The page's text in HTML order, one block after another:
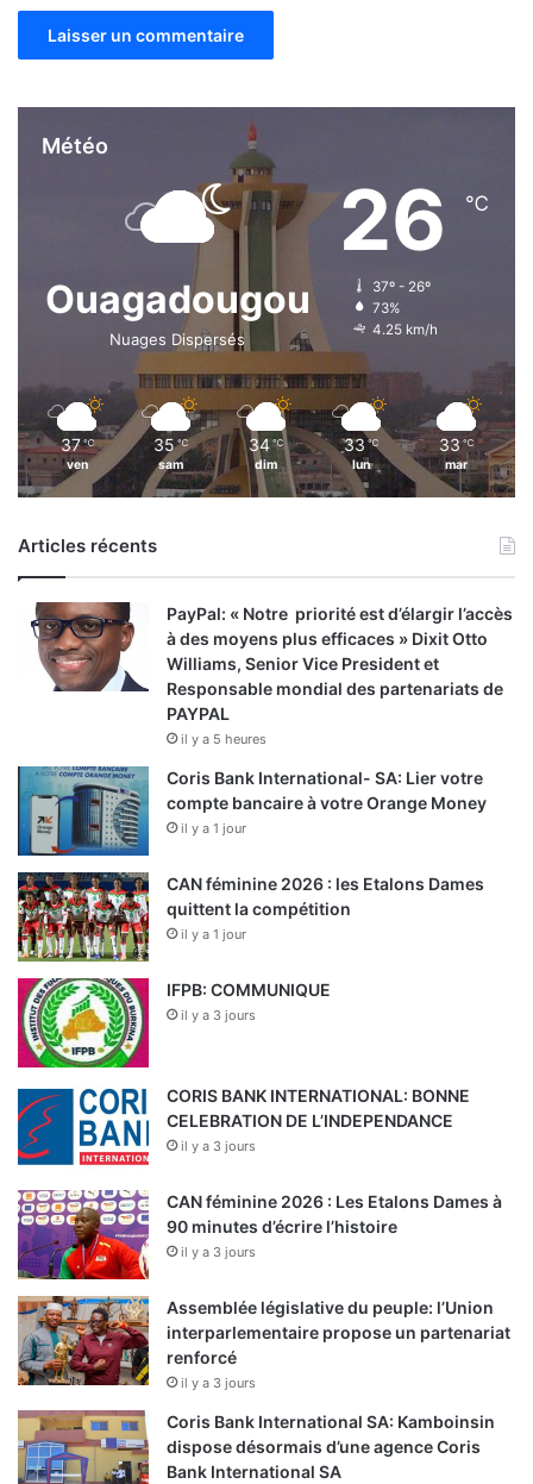
Météo
Ouagadougou
Nuages Dispersés
26 ℃
37º - 26º
73%
4.25 km/h
37 ℃
ven
35 ℃
sam
34 ℃
dim
33 ℃
lun
33 ℃
mar
Articles récents
PayPal: « Notre priorité est d’élargir l’accès
à des moyens plus efficaces » Dixit Otto
Williams, Senior Vice President et
Responsable mondial des partenariats de
PAYPAL
il y a 5 heures
Coris Bank International- SA: Lier votre
compte bancaire à votre Orange Money
il y a 1 jour
CAN féminine 2026 : les Etalons Dames
quittent la compétition
il y a 1 jour
IFPB: COMMUNIQUE
il y a 3 jours
CORIS BANK INTERNATIONAL: BONNE
CELEBRATION DE L’INDEPENDANCE
il y a 3 jours
CAN féminine 2026 : Les Etalons Dames à
90 minutes d’écrire l’histoire
il y a 3 jours
Assemblée législative du peuple: l’Union
interparlementaire propose un partenariat
renforcé
il y a 3 jours
Coris Bank International SA: Kamboinsin
dispose désormais d’une agence Coris
Bank International SA